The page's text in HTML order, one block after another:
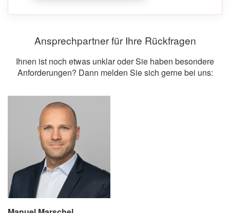
Ansprechpartner für Ihre Rückfragen
Ihnen ist noch etwas unklar oder Sie haben besondere
Anforderungen? Dann melden Sie sich gerne bei uns: